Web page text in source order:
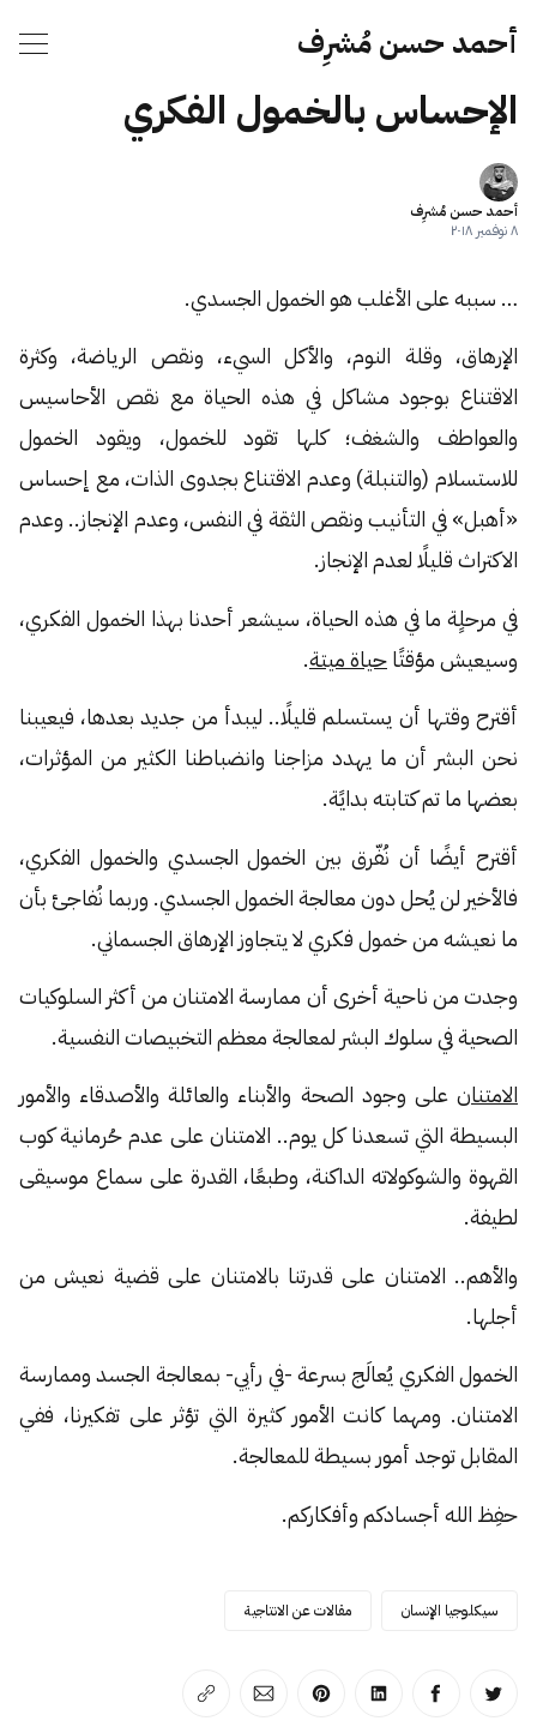
أحمد حسن مُشرِف
الإحساس بالخمول الفكري
أحمد حسن مُشرِف
٨ نوفمبر ٢٠١٨
… سببه على الأغلب هو الخمول الجسدي.
الإرهاق، وقلة النوم، والأكل السيء، ونقص الرياضة، وكثرة
الاقتناع بوجود مشاكل في هذه الحياة مع نقص الأحاسيس
والعواطف والشغف؛ كلها تقود للخمول، ويقود الخمول
للاستسلام (والتنبلة) وعدم الاقتناع بجدوى الذات، مع إحساس
«أهبل» في التأنيب ونقص الثقة في النفس، وعدم الإنجاز.. وعدم
الاكتراث قليلًا لعدم الإنجاز.
في مرحلٍة ما في هذه الحياة، سيشعر أحدنا بهذا الخمول الفكري،
وسيعيش مؤقتًاحياة ميتة.
أقترح وقتها أن يستسلم قليلًا.. ليبدأ من جديد بعدها، فيعيبنا
نحن البشر أن ما يهدد مزاجنا وانضباطنا الكثير من المؤثرات،
بعضها ما تم كتابته بدايًة.
أقترح أيضًا أن نُفّرق بين الخمول الجسدي والخمول الفكري،
فالأخير لن يُحل دون معالجة الخمول الجسدي. وربما نُفاجئ بأن
ما نعيشه من خمول فكري لا يتجاوز الإرهاق الجسماني.
وجدت من ناحية أخرى أن ممارسة الامتنان من أكثر السلوكيات
الصحية في سلوك البشر لمعالجة معظم التخبيصات النفسية.
الامتنان على وجود الصحة والأبناء والعائلة والأصدقاء والأمور
البسيطة التي تسعدنا كل يوم.. الامتنان على عدم حُرمانية كوب
القهوة والشوكولاته الداكنة، وطبعًا، القدرة على سماع موسيقى
لطيفة.
والأهم.. الامتنان على قدرتنا بالامتنان على قضية نعيش من
أجلها.
الخمول الفكري يُعالَج بسرعة -في رأيي- بمعالجة الجسد وممارسة
الامتنان. ومهما كانت الأمور كثيرة التي تؤثر على تفكيرنا، ففي
المقابل توجد أمور بسيطة للمعالجة.
حفِظ الله أجسادكم وأفكاركم.
سيكلوجيا الإنسان مقالات عن الانتاجية
انشر على تويترانشر على الفيسبوك
انشر على لينكد إن
انشر على بينترست
انشر على الإيميل
انسخ الرابط